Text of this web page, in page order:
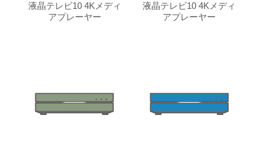
液晶テレビ10 4Kメディ
アプレーヤー
液晶テレビ10 4Kメディ
アプレーヤー